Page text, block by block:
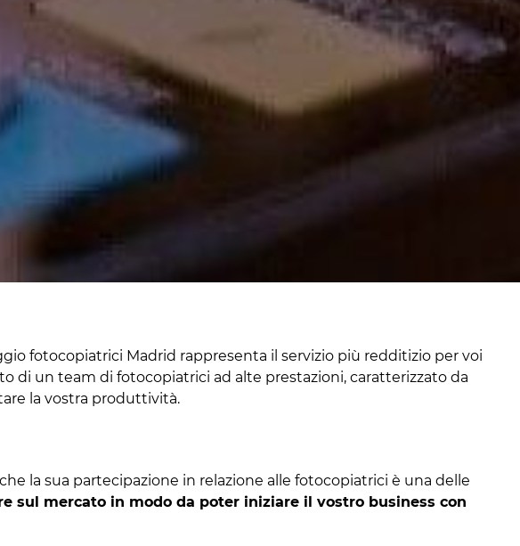
fotocopiatrici Madrid rappresenta il servizio più redditizio per voi
di un team di fotocopiatrici ad alte prestazioni, caratterizzato da
la vostra produttività.
la sua partecipazione in relazione alle fotocopiatrici è una delle
sul mercato in modo da poter iniziare il vostro business con